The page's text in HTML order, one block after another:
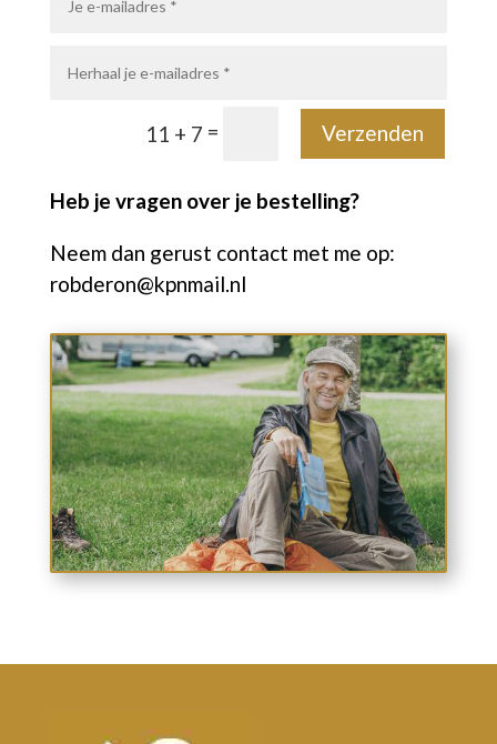
11 + 7 = Verzenden
Heb je vragen over je bestelling?
Neem dan gerust contact met me op:
robderon@kpnmail.nl